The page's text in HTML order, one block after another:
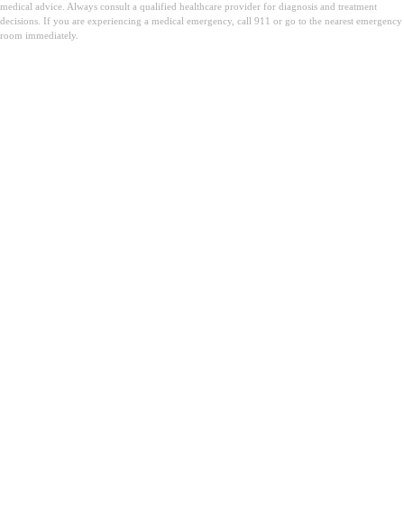
medical advice. Always consult a qualified healthcare provider for diagnosis and treatment
decisions. If you are experiencing a medical emergency, call 911 or go to the nearest emergency
room immediately.